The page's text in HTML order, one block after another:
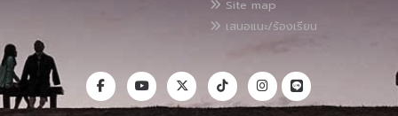
Site map
เสนอแนะ/ร้องเรียน